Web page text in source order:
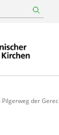
Pilgerweg der